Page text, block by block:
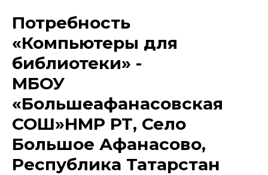
Потребность
«Компьютеры для
библиотеки» -
МБОУ
«Большеафанасовская
СОШ»НМР РТ, Село
Большое Афанасово,
Республика Татарстан